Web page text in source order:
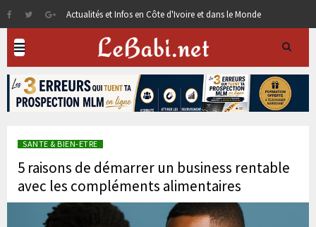
Actualités et Infos en Côte d'Ivoire et dans le Monde
SANTE & BIEN-ETRE
5 raisons de démarrer un business rentable
avec les compléments alimentaires